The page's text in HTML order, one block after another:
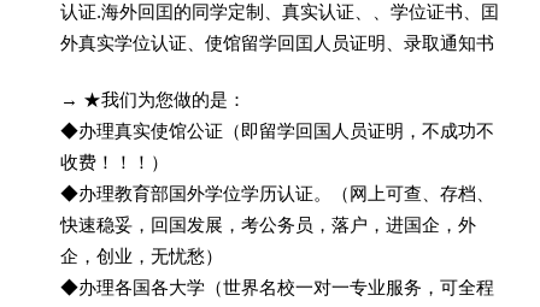
认证.海外回囯的同学定制、真实认证、、学位证书、囯
外真实学位认证、使馆留学回囯人员证明、录取通知书
→ ★我们为您做的是：
◆办理真实使馆公证（即留学回国人员证明，不成功不
收费！！！）
◆办理教育部国外学位学历认证。（网上可查、存档、
快速稳妥，回国发展，考公务员，落户，进国企，外
企，创业，无忧愁）
◆办理各国各大学（世界名校一对一专业服务，可全程